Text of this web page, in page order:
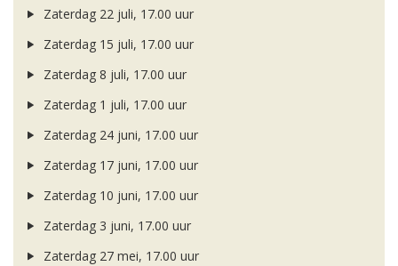
Zaterdag 22 juli, 17.00 uur
Zaterdag 15 juli, 17.00 uur
Zaterdag 8 juli, 17.00 uur
Zaterdag 1 juli, 17.00 uur
Zaterdag 24 juni, 17.00 uur
Zaterdag 17 juni, 17.00 uur
Zaterdag 10 juni, 17.00 uur
Zaterdag 3 juni, 17.00 uur
Zaterdag 27 mei, 17.00 uur